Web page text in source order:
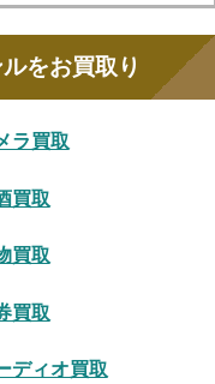
をお買取り
ラ買取
買取
買取
買取
ディオ買取